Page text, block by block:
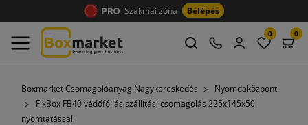
Szakmai zóna Belépés
0 0
Boxmarket Csomagolóanyag Nagykereskedés
Nyomdaközpont
FixBox FB40 védőfóliás szállítási csomagolás 225x145x50
nyomtatással